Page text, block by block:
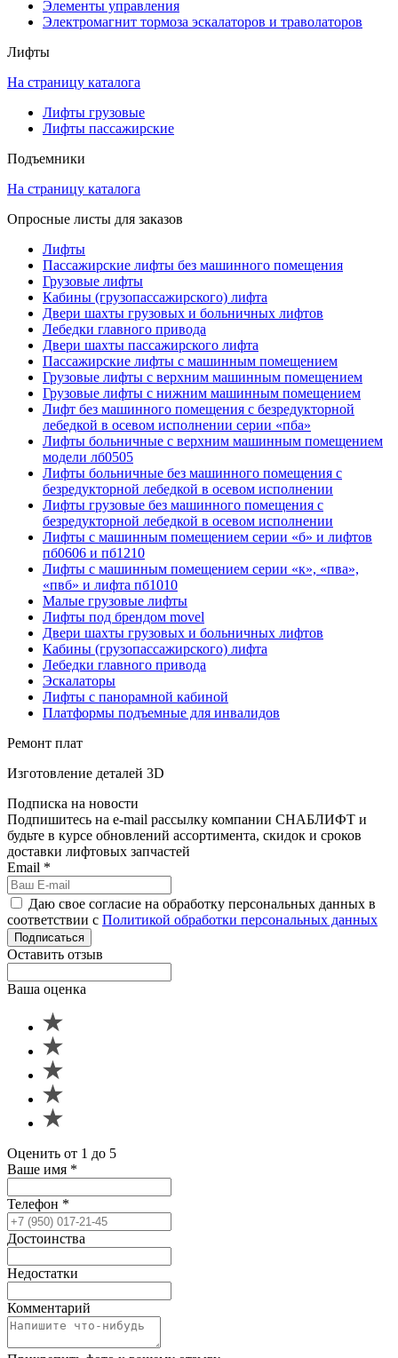
Элементы управления
Электромагнит тормоза эскалаторов и траволаторов
Лифты
На страницу каталога
Лифты грузовые
Лифты пассажирские
Подъемники
На страницу каталога
Опросные листы для заказов
Лифты
Пассажирские лифты без машинного помещения
Грузовые лифты
Кабины (грузопассажирского) лифта
Двери шахты грузовых и больничных лифтов
Лебедки главного привода
Двери шахты пассажирского лифта
Пассажирские лифты с машинным помещением
Грузовые лифты с верхним машинным помещением
Грузовые лифты с нижним машинным помещением
Лифт без машинного помещения с безредукторной
лебедкой в осевом исполнении серии «пба»
Лифты больничные с верхним машинным помещением
модели лб0505
Лифты больничные без машинного помещения с
безредукторной лебедкой в осевом исполнении
Лифты грузовые без машинного помещения с
безредукторной лебедкой в осевом исполнении
Лифты с машинным помещением серии «б» и лифтов
пб0606 и пб1210
Лифты с машинным помещением серии «к», «пва»,
«пвб» и лифта пб1010
Малые грузовые лифты
Лифты под брендом movel
Двери шахты грузовых и больничных лифтов
Кабины (грузопассажирского) лифта
Лебедки главного привода
Эскалаторы
Лифты с панорамной кабиной
Платформы подъемные для инвалидов
Ремонт плат
Изготовление деталей 3D
Подписка на новости
Подпишитесь на e-mail рассылку компании СНАБЛИФТ и
будьте в курсе обновлений ассортимента, скидок и сроков
доставки лифтовых запчастей
Email *
Даю свое согласие на обработку персональных данных в
соответствии с Политикой обработки персональных данных
Подписаться
Оставить отзыв
Ваша оценка
Оценить от 1 до 5
Ваше имя *
Телефон *
Достоинства
Недостатки
Комментарий